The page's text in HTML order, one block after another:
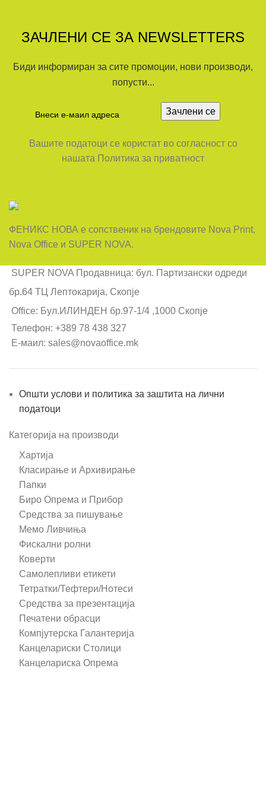
ЗАЧЛЕНИ СЕ ЗА NEWSLETTERS
Биди информиран за сите промоции, нови производи,
попусти...
Вашите податоци се користат во согласност со
нашата Политика за приватност
ФЕНИКС НОВА е сопственик на брендовите Nova Print,
Nova Office и SUPER NOVA.
SUPER NOVA Продавница: бул. Партизански одреди
бр.64 ТЦ Лептокарија, Скопје
Office: Бул.ИЛИНДЕН бр.97-1/4 ,1000 Скопје
Телефон: +389 78 438 327
Е-маил: sales@novaoffice.mk
Општи услови и политика за заштита на лични
податоци
Категорија на производи
Хартија
Класирање и Архивирање
Папки
Биро Опрема и Прибор
Средства за пишување
Мемо Ливчиња
Фискални ролни
Коверти
Самолепливи етикети
Тетратки/Тефтери/Нотеси
Средства за презентација
Печатени обрасци
Компјутерска Галантерија
Канцелариски Столици
Канцелариска Опрема